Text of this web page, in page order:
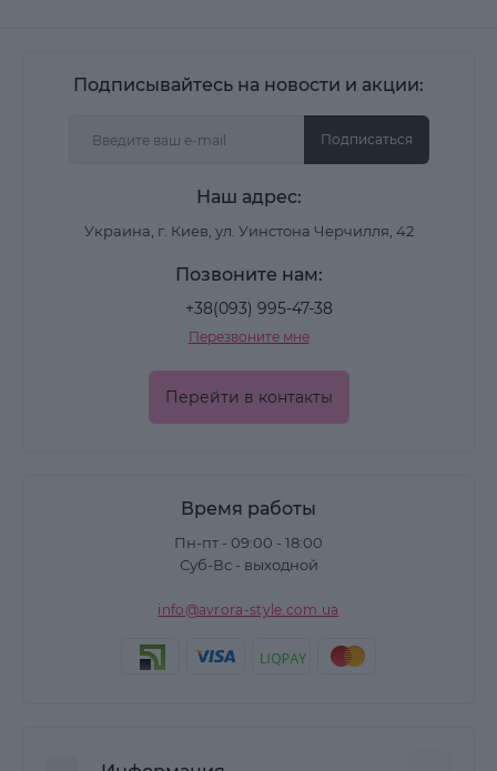
Подписывайтесь на новости и акции:
Подписаться
Наш адрес:
Украина, г. Киев, ул. Уинстона Черчилля, 42
Позвоните нам:
+38(093) 995-47-38
Перезвоните мне
Перейти в контакты
Время работы
Пн-пт - 09:00 - 18:00
Суб-Вс - выходной
info@avrora-style.com.ua